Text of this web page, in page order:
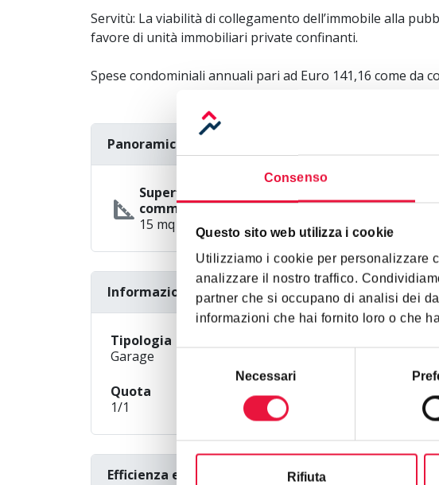
Consenso
Questo sito web utilizza i cookie
Utilizziamo i cookie per personalizzare
analizzare il nostro traffico.
partner che si occupano di analisi dei
informazioni che hai fornito loro o che
Necessari
Rifiuta
Servitù: La viabilità di collegamento dell’immobile alla
favore di unità immobiliari private confinanti.
Spese condominiali annuali pari ad Euro 141,16 come da
Panoramica
square_foot Superficie
commerciale
15 mq
Informazioni generali
Tipologia
Garage
Quota
1/1
Stato
Libero
Efficienza energetica